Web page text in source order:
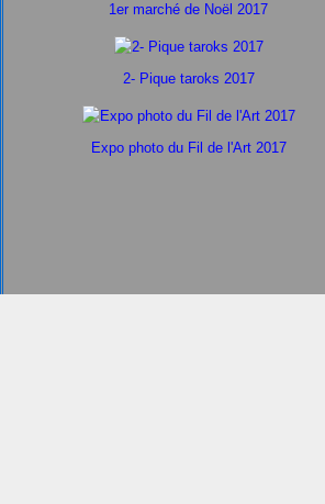
1er marché de Noël 2017
2- Pique taroks 2017
Expo photo du Fil de l'Art 2017